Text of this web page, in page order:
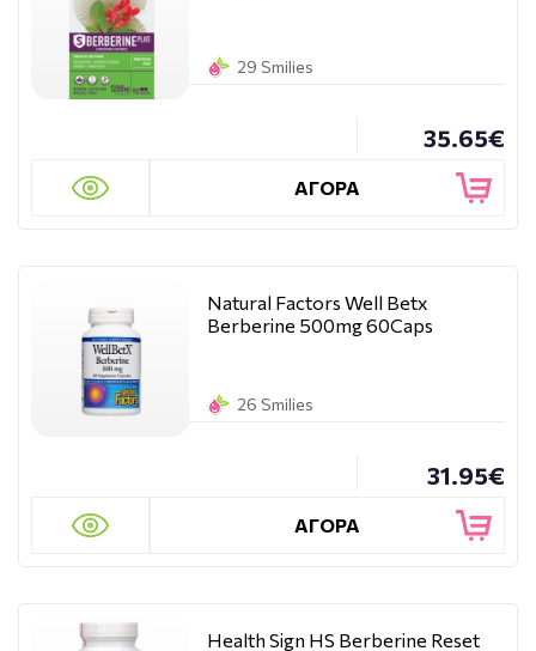
29 Smilies
35.65€
ΑΓΟΡΑ
Natural Factors Well Betx
Berberine 500mg 60Caps
26 Smilies
31.95€
ΑΓΟΡΑ
Health Sign HS Berberine Reset